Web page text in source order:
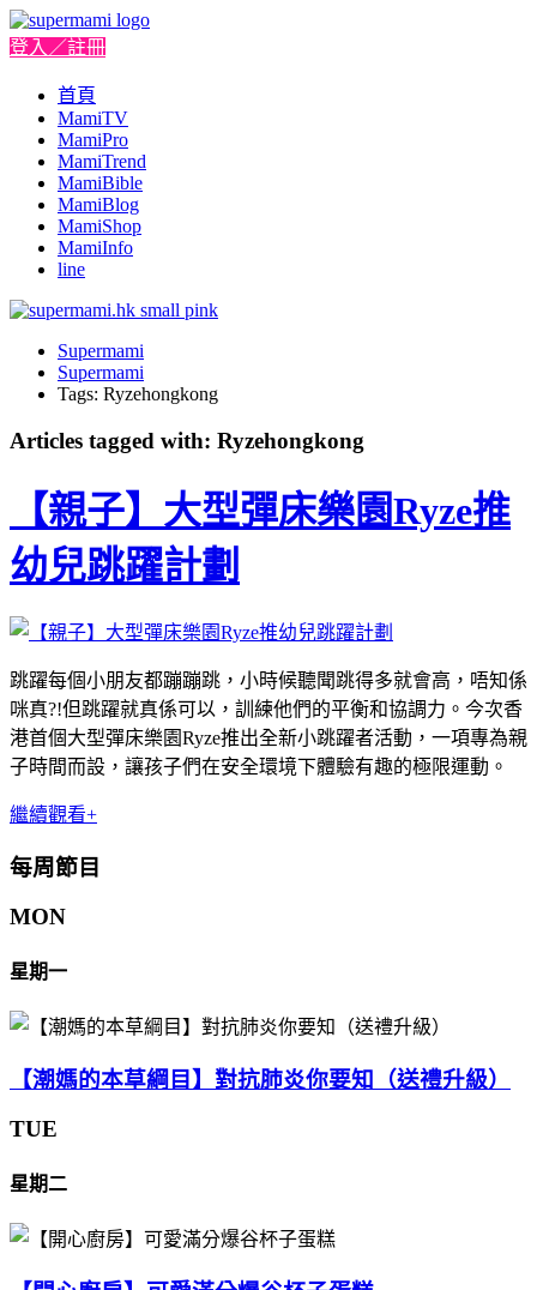
登入／註冊
首頁
MamiTV
MamiPro
MamiTrend
MamiBible
MamiBlog
MamiShop
MamiInfo
line
Supermami
Supermami
Tags: Ryzehongkong
Articles tagged with: Ryzehongkong
【親子】大型彈床樂園Ryze推
幼兒跳躍計劃
跳躍每個小朋友都蹦蹦跳，小時候聽聞跳得多就會高，唔知係
咪真?!但跳躍就真係可以，訓練他們的平衡和協調力。今次香
港首個大型彈床樂園Ryze推出全新小跳躍者活動，一項專為親
子時間而設，讓孩子們在安全環境下體驗有趣的極限運動。
繼續觀看+
每周節目
MON
星期一
【潮媽的本草綱目】對抗肺炎你要知（送禮升級）
TUE
星期二